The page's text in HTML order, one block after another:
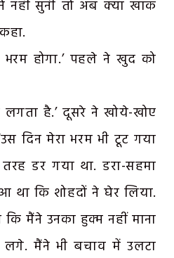
ने नहीं सुनी तो अब क्या खाक
होगा.’ पहले ने खुद को
है.’ दूसरे ने खोये-खोए
दिन मेरा भरम भी टूट गया
डर गया था. डरा-सहमा
कि शोहदों ने घेर लिया.
मैंने उनका हुक्म नहीं माना
लगे. मैंने भी बचाव में उलटा